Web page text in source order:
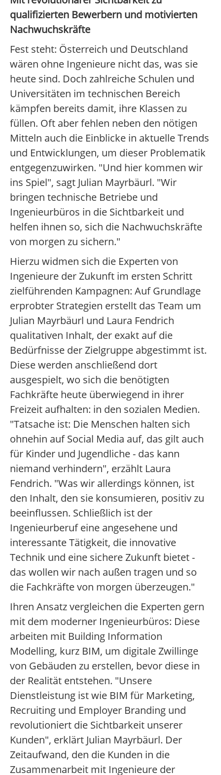
qualifizierten Bewerbern und motivierten
Nachwuchskräfte
Fest steht: Österreich und Deutschland
wären ohne Ingenieure nicht das, was sie
heute sind. Doch zahlreiche Schulen und
Universitäten im technischen Bereich
kämpfen bereits damit, ihre Klassen zu
füllen. Oft aber fehlen neben den nötigen
Mitteln auch die Einblicke in aktuelle Trends
und Entwicklungen, um dieser Problematik
entgegenzuwirken. "Und hier kommen wir
ins Spiel", sagt Julian Mayrbäurl. "Wir
bringen technische Betriebe und
Ingenieurbüros in die Sichtbarkeit und
helfen ihnen so, sich die Nachwuchskräfte
von morgen zu sichern."
Hierzu widmen sich die Experten von
Ingenieure der Zukunft im ersten Schritt
zielführenden Kampagnen: Auf Grundlage
erprobter Strategien erstellt das Team um
Julian Mayrbäurl und Laura Fendrich
qualitativen Inhalt, der exakt auf die
Bedürfnisse der Zielgruppe abgestimmt ist.
Diese werden anschließend dort
ausgespielt, wo sich die benötigten
Fachkräfte heute überwiegend in ihrer
Freizeit aufhalten: in den sozialen Medien.
"Tatsache ist: Die Menschen halten sich
ohnehin auf Social Media auf, das gilt auch
für Kinder und Jugendliche - das kann
niemand verhindern", erzählt Laura
Fendrich. "Was wir allerdings können, ist
den Inhalt, den sie konsumieren, positiv zu
beeinflussen. Schließlich ist der
Ingenieurberuf eine angesehene und
interessante Tätigkeit, die innovative
Technik und eine sichere Zukunft bietet -
das wollen wir nach außen tragen und so
die Fachkräfte von morgen überzeugen."
Ihren Ansatz vergleichen die Experten gern
mit dem moderner Ingenieurbüros: Diese
arbeiten mit Building Information
Modelling, kurz BIM, um digitale Zwillinge
von Gebäuden zu erstellen, bevor diese in
der Realität entstehen. "Unsere
Dienstleistung ist wie BIM für Marketing,
Recruiting und Employer Branding und
revolutioniert die Sichtbarkeit unserer
Kunden", erklärt Julian Mayrbäurl. Der
Zeitaufwand, den die Kunden in die
Zusammenarbeit mit Ingenieure der